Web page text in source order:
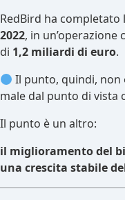
RedBird ha completato
2022, in
di 1,2 miliardi di euro.
Il punto, quindi, non
male dal punto di vista
Il punto è un altro:
il miglioramento del
una crescita stabile